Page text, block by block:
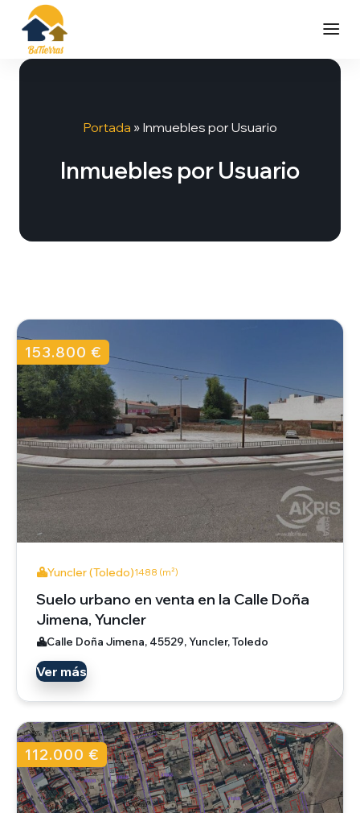
Saltar
Portada » Inmuebles por Usuario
Inmuebles por Usuario
153.800 €
Yuncler (Toledo)1488 (m²)
Suelo urbano en venta en la Calle Doña
Jimena, Yuncler
Calle Doña Jimena, 45529, Yuncler, Toledo
Ver más
112.000 €